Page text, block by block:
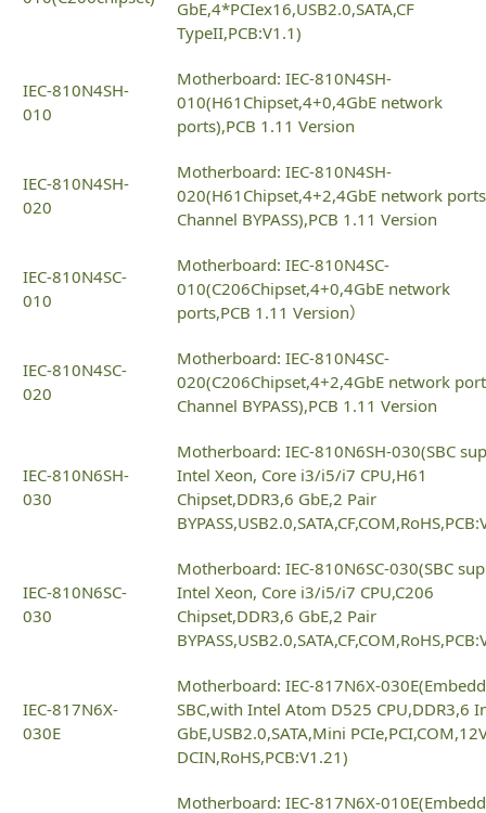
GbE,4*PCIex16,USB2.0,SATA,CF
TypeII,PCB:V1.1)
IEC-810N4SH-
010
Motherboard: IEC-810N4SH-
010(H61Chipset,4+0,4GbE network
ports),PCB 1.11 Version
IEC-810N4SH-
020
Motherboard: IEC-810N4SH-
020(H61Chipset,4+2,4GbE network
Channel BYPASS),PCB 1.11 Version
IEC-810N4SC-
010
Motherboard: IEC-810N4SC-
010(C206Chipset,4+0,4GbE network
ports,PCB 1.11 Version）
IEC-810N4SC-
020
Motherboard: IEC-810N4SC-
020(C206Chipset,4+2,4GbE network
Channel BYPASS),PCB 1.11 Version
IEC-810N6SH-
030
Motherboard: IEC-810N6SH-030(SBC
Intel Xeon, Core i3/i5/i7 CPU,H61
Chipset,DDR3,6 GbE,2 Pair
IEC-810N6SC-
030
Motherboard: IEC-810N6SC-030(SBC
Intel Xeon, Core i3/i5/i7 CPU,C206
Chipset,DDR3,6 GbE,2 Pair
IEC-817N6X-
030E
Motherboard: IEC-817N6X-
SBC,with Intel Atom D525 CPU,DDR3,6
GbE,USB2.0,SATA,Mini
DCIN,RoHS,PCB:V1.21)
Motherboard: IEC-817N6X-